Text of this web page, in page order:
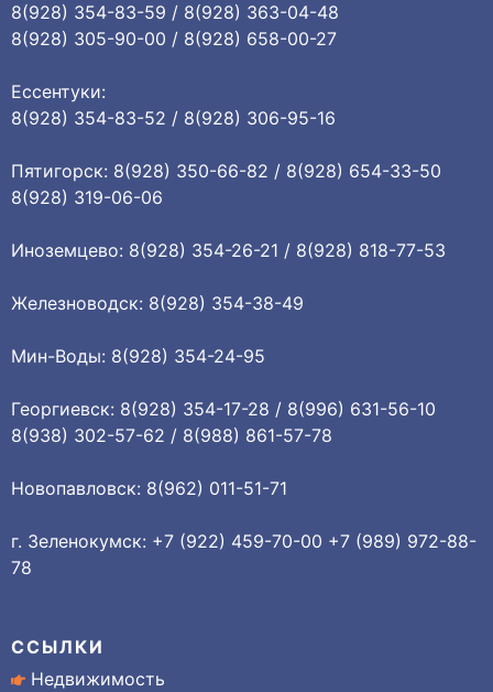
8(928) 354-83-59 / 8(928) 363-04-48
8(928) 305-90-00 / 8(928) 658-00-27
Ессентуки:
8(928) 354-83-52 / 8(928) 306-95-16
Пятигорск: 8(928) 350-66-82 / 8(928) 654-33-50
8(928) 319-06-06
Иноземцево: 8(928) 354-26-21 / 8(928) 818-77-53
Железноводск: 8(928) 354-38-49
Мин-Воды: 8(928) 354-24-95
Георгиевск: 8(928) 354-17-28 / 8(996) 631-56-10
8(938) 302-57-62 / 8(988) 861-57-78
Новопавловск: 8(962) 011-51-71
г. Зеленокумск: +7 (922) 459-70-00 +7 (989) 972-88-
78
ССЫЛКИ
Недвижимость